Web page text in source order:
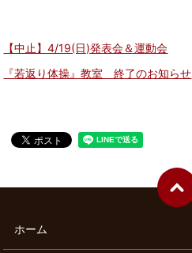
【中止】4/19(日)発表会＆運動会
『若返り体操』教室 終了のお知らせ
ホーム